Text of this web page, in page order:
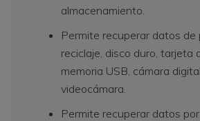
almacenamiento.
Permite recuperar datos de
reciclaje, disco duro, tarjeta
memoria USB, cámara
videocámara.
Permite recuperar datos